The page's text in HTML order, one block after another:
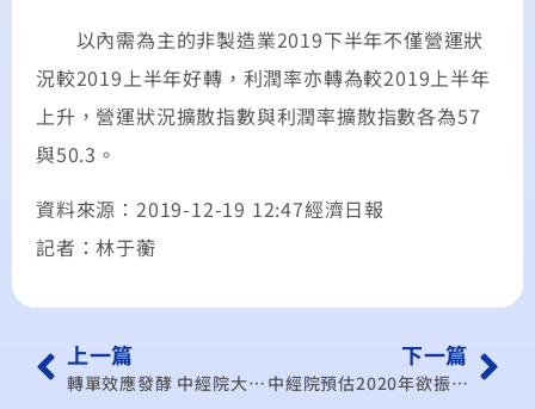
以內需為主的非製造業2019下半年不僅營運狀
況較2019上半年好轉，利潤率亦轉為較2019上半年
上升，營運狀況擴散指數與利潤率擴散指數各為57
與50.3。
資料來源：2019-12-19 12:47經濟日報
記者：林于蘅
上一篇
轉單效應發酵 中經院大幅上修經濟成長率
下一篇
中經院預估2020年欲振乏力 經濟成長2.44%略低今年